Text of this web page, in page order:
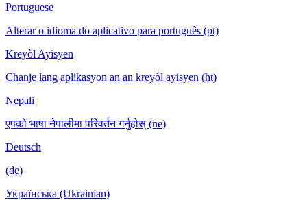
Portuguese
Alterar o idioma do aplicativo para português (pt)
Kreyòl Ayisyen
Chanje lang aplikasyon an an kreyòl ayisyen (ht)
Nepali
एपको भाषा नेपालीमा परिवर्तन गर्नुहोस् (ne)
Deutsch
(de)
Українська (Ukrainian)